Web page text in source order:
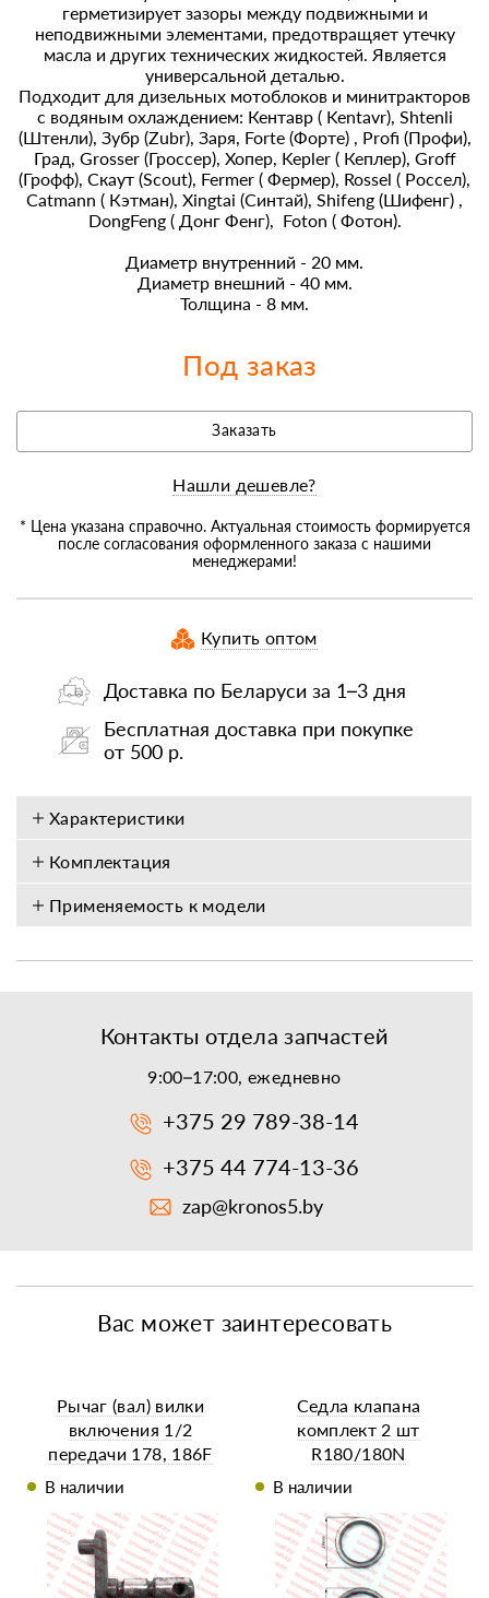
герметизирует зазоры между подвижными и
неподвижными элементами, предотвращяет утечку
масла и других технических жидкостей. Является
универсальной деталью.
Подходит для дизельных мотоблоков и минитракторов
с водяным охлаждением: Кентавр ( Kentavr), Shtenli
(Штенли), Зубр (Zubr), Заря, Forte (Форте) , Profi (Профи),
Град, Grosser (Гроссер), Хопер, Kepler ( Кеплер), Groff
(Грофф), Скаут (Scout), Fermer ( Фермер), Rossel ( Россел),
Catmann ( Кэтман), Xingtai (Синтай), Shifeng (Шифенг) ,
DongFeng ( Донг Фенг), Foton ( Фотон).
Диаметр внутренний - 20 мм.
Диаметр внешний - 40 мм.
Толщина - 8 мм.
Под заказ
Заказать
Нашли дешевле?
* Цена указана справочно. Актуальная стоимость формируется
после согласования оформленного заказа с нашими
менеджерами!
Купить оптом
Доставка по Беларуси за 1–3 дня
Бесплатная доставка при покупке
от 500 р.
Характеристики
Комплектация
Применяемость к модели
Контакты отдела запчастей
9:00–17:00, ежедневно
+375 29 789-38-14
+375 44 774-13-36
zap@kronos5.by
Вас может заинтересовать
Рычаг (вал) вилки
включения 1/2
передачи 178, 186F
В наличии
Седла клапана
комплект 2 шт
R180/180N
В наличии